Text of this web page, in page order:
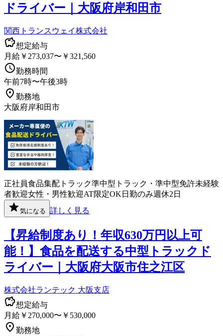
ドライバー｜大阪府岸和田市
関西トランスウェイ株式会社
想定給与
月給￥273,037〜￥321,560
勤務時間
午前7時〜午後3時
勤務地
大阪府岸和田市
正社員食品集配 トラック準中型トラック・準中型免許未経験
者歓迎女性・男性歓迎AT限定OK 日勤のみ週休2日
気になる 詳しく見る
【昇給制度あり！年収630万円以上可
能！】食品を配送する中型トラックド
ライバー｜大阪府大阪市住之江区
株式会社ランテック 大阪支店
想定給与
月給￥270,000〜￥530,000
勤務地